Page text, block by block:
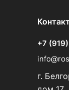
+7
г.